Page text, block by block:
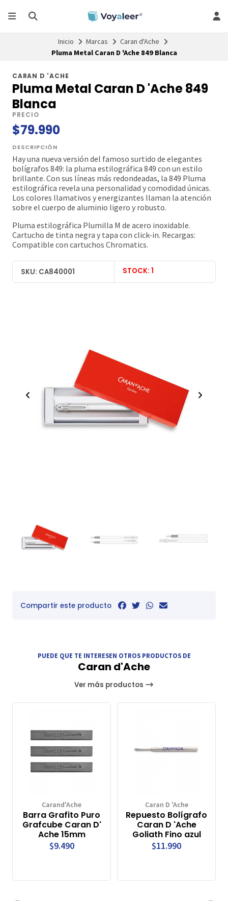
Inicio Marcas
Caran d'Ache
Pluma Metal Caran D 'Ache 849 Blanca
CARAN D 'ACHE
Pluma Metal Caran D 'Ache 849
Blanca
PRECIO
$79.990
DESCRIPCIÓN
Hay una nueva versión del famoso surtido de elegantes
bolígrafos 849: la pluma estilográfica 849 con un estilo
brillante. Con sus líneas más redondeadas, la 849 Pluma
estilográfica revela una personalidad y comodidad únicas.
Los colores llamativos y energizantes llaman la atención
sobre el cuerpo de aluminio ligero y robusto.
Pluma estilográfica Plumilla M de acero inoxidable.
Cartucho de tinta negra y tapa con click-in. Recargas:
Compatible con cartuchos Chromatics.
SKU: CA840001 STOCK: 1
Compartir este producto
PUEDE QUE TE INTERESEN OTROS PRODUCTOS DE
Caran d'Ache
Ver más productos
Carand'Ache
Barra Grafito Puro
Grafcube Caran D'
Ache 15mm
$9.490
Caran D 'Ache
Repuesto Bolígrafo
Caran D 'Ache
Goliath Fino azul
$11.990